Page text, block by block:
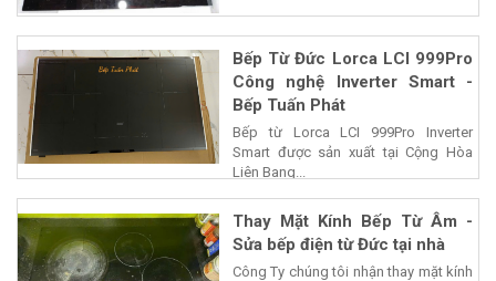
Bếp Từ Đức Lorca LCI 999Pro
Công nghệ Inverter Smart -
Bếp Tuấn Phát
Bếp từ Lorca LCI 999Pro Inverter
Smart được sản xuất tại Cộng Hòa
Liên Bang...
Thay Mặt Kính Bếp Từ Âm -
Sửa bếp điện từ Đức tại nhà
Công Ty chúng tôi nhận thay mặt kính